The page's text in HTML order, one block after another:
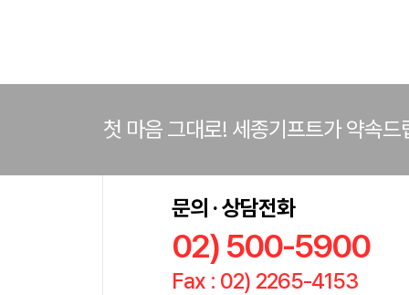
첫 마음 그대로! 세종기프트가 약속드
문의 · 상담전화
02) 500-5900
Fax : 02) 2265-4153